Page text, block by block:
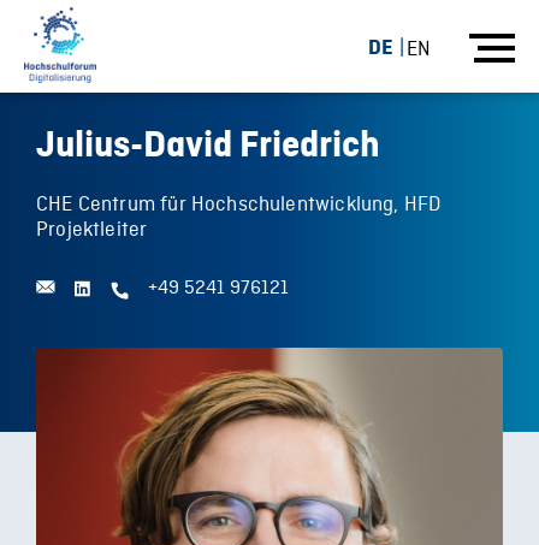
DE EN
Julius-David Friedrich
CHE Centrum für Hochschulentwicklung, HFD
Projektleiter
+49 5241 976121